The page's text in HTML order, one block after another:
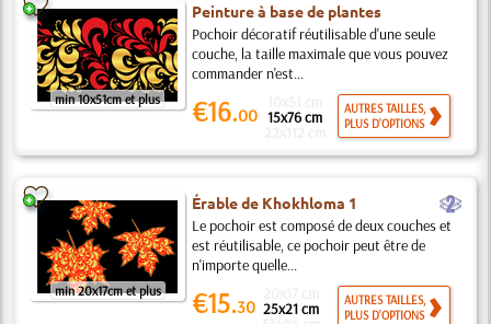
min 10x51cm et plus
Peinture à base de plantes
Pochoir décoratif réutilisable d'une seule
couche, la taille maximale que vous pouvez
commander n'est...
€16.00 15x76 cm
AUTRES TAILLES,
PLUS D'OPTIONS
min 20x17cm et plus
Érable de Khokhloma 1 b
Le pochoir est composé de deux couches et
est réutilisable, ce pochoir peut être de
n'importe quelle...
€15.30 25x21 cm
AUTRES TAILLES,
PLUS D'OPTIONS